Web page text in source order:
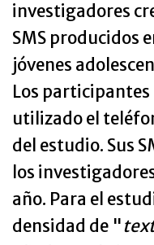
investigadores
SMS producidos
jóvenes
Los
utilizado el
del estudio. Sus
los
año. Para el
densidad de "